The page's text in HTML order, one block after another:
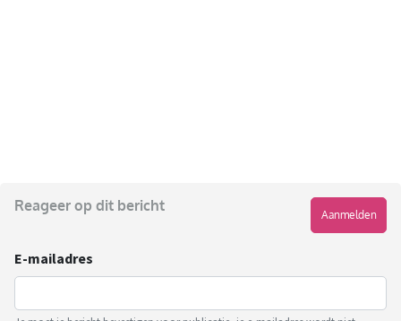
Reageer op dit bericht
Aanmelden
E-mailadres